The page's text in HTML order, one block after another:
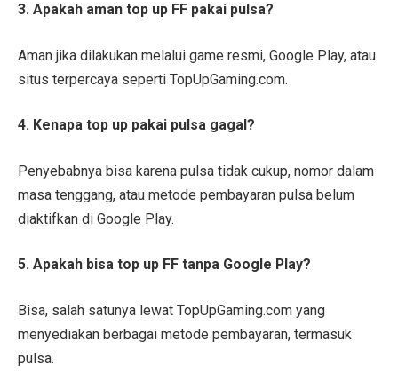
3. Apakah aman top up FF pakai pulsa?
Aman jika dilakukan melalui game resmi, Google Play, atau
situs terpercaya seperti TopUpGaming.com.
4. Kenapa top up pakai pulsa gagal?
Penyebabnya bisa karena pulsa tidak cukup, nomor dalam
masa tenggang, atau metode pembayaran pulsa belum
diaktifkan di Google Play.
5. Apakah bisa top up FF tanpa Google Play?
Bisa, salah satunya lewat TopUpGaming.com yang
menyediakan berbagai metode pembayaran, termasuk
pulsa.